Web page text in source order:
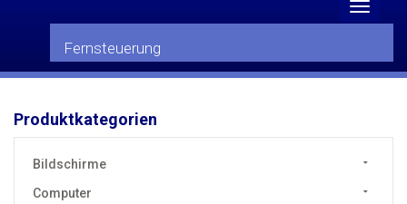
Toggle
Fernsteuerung
Produktkategorien
Bildschirme
Computer